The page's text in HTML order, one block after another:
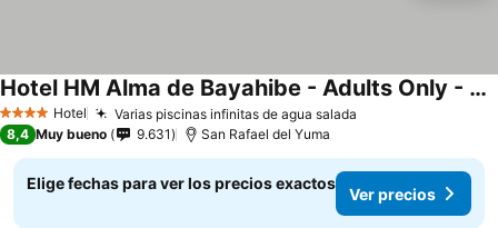
4 EstrellasHotel Varias piscinas infinitas de agua salada
Hotel HM Alma de Bayahibe - Adults Only - All Inclusive
8,4 Muy bueno 9.631 San Rafael del Yuma
Elige fechas para ver los precios exactos
Ver precios